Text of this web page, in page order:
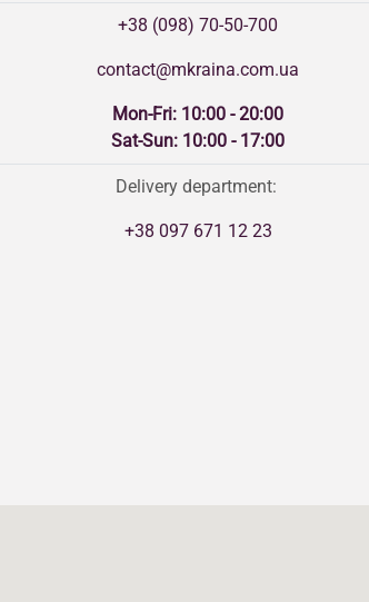
+38 (098) 70-50-700
contact@mkraina.com.ua
Mon-Fri: 10:00 - 20:00
Sat-Sun: 10:00 - 17:00
Delivery department:
+38 097 671 12 23